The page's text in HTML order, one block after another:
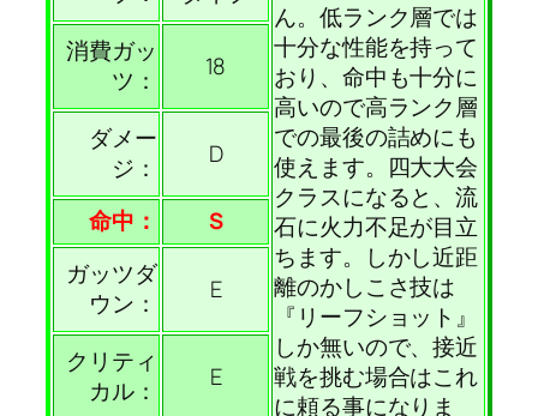
ん。低ランク層では
十分な性能を持って
おり、命中も十分に
高いので高ランク層
での最後の詰めにも
使えます。四大大会
クラスになると、流
石に火力不足が目立
ちます。しかし近距
離のかしこさ技は
『リーフショット』
しか無いので、接近
戦を挑む場合はこれ
に頼る事になりま
消費ガッ
ツ：
18
ダメー
ジ：
D
命中：
S
ガッツダ
ウン：
E
クリティ
カル：
E